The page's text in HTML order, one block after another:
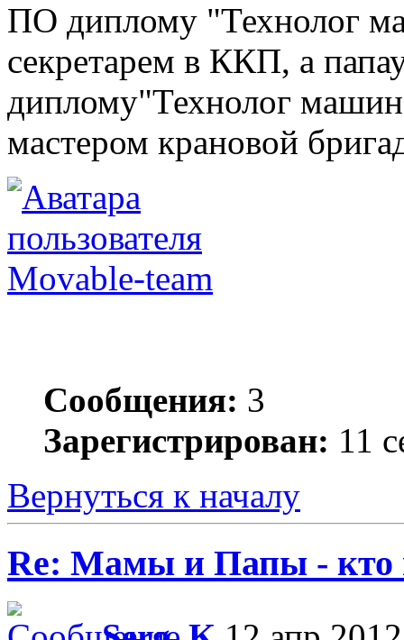
ПО диплому "Технолог
секретарем в ККП, а
диплому"Технолог
мастером крановой
Movable-team
Сообщения: 3
Зарегистрирован: 11
Вернуться к началу
Re: Мамы и Папы - кто